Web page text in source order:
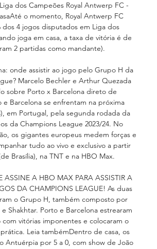
dos Campeões Royal Antwerp FC -
o momento, Royal Antwerp FC
dos 4 jogos disputados em Liga dos
joga em casa, a taxa de vitória é de
2 partidas como mandante).
onde assistir ao jogo pelo Grupo H da
Marcelo Bechler e Arthur Quezada
sobre Porto x Barcelona direto de
e Barcelona se enfrentam na próxima
em Portugal, pela segunda rodada da
da Champions League 2023/24. No
os gigantes europeus medem forças e
tudo ao vivo e exclusivo a partir
Brasília), na TNT e na HBO Max.
ASSINE A HBO MAX PARA ASSISTIR A
DA CHAMPIONS LEAGUE! As duas
o Grupo H, também composto por
Shakhtar. Porto e Barcelona estrearam
vitórias imponentes e colocaram o
Leia tambémDentro de casa, os
Antuérpia por 5 a 0, com show de João